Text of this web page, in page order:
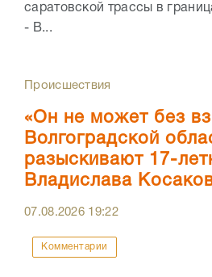
саратовской трассы в
- В...
Происшествия
«Он не может без
Волгоградской
разыскивают 17-
Владислава
07.08.2026 19:22
Комментарии